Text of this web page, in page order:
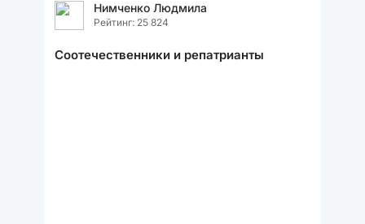
Нимченко Людмила
Рейтинг: 25 824
Соотечественники и репатрианты